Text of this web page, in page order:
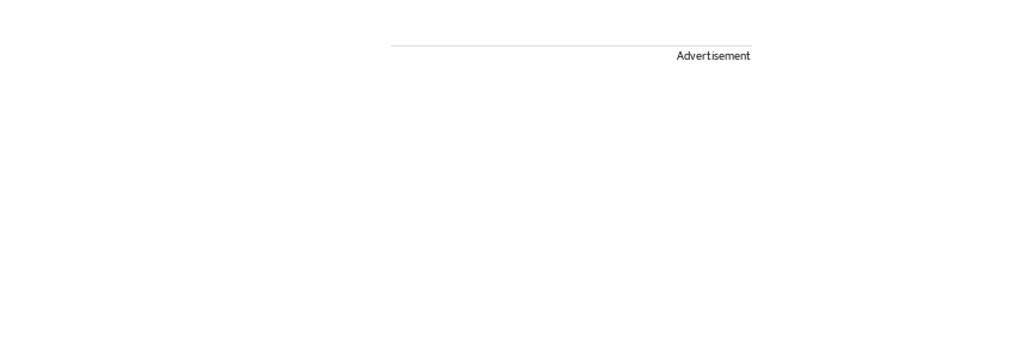
Advertisement